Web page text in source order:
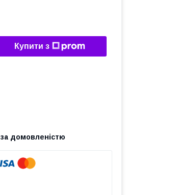
Купити з
за домовленістю